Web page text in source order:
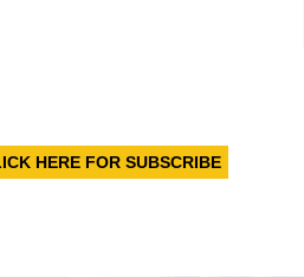
HERE FOR SUBSCRIBE